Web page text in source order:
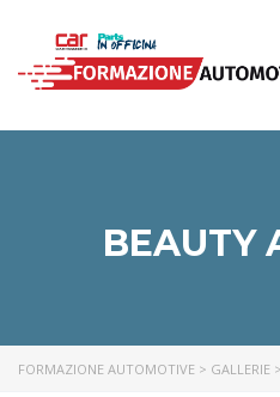
BEAUTY
FORMAZIONE AUTOMOTIVE > GALLERIE >